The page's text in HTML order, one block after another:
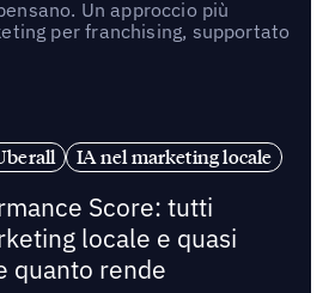
Un approccio più
per franchising, supportato
IA nel marketing locale
Score: tutti
locale e quasi
quanto rende